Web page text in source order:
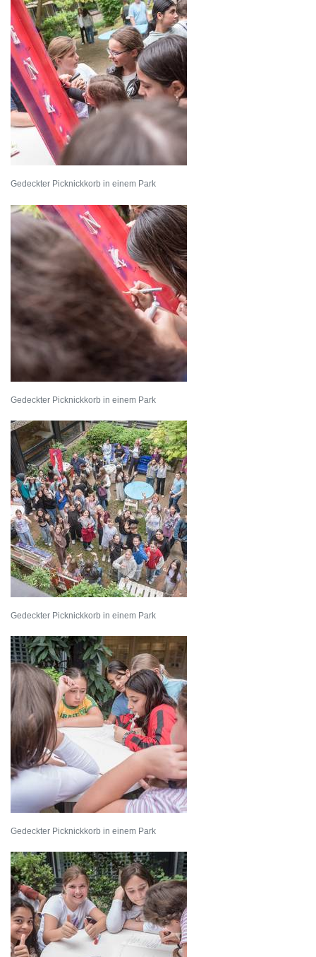
Gedeckter Picknickkorb in einem Park
Gedeckter Picknickkorb in einem Park
Gedeckter Picknickkorb in einem Park
Gedeckter Picknickkorb in einem Park